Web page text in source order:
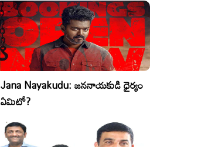
Jana Nayakudu: జననాయకుడి ధైర్యం
ఏమిటో?